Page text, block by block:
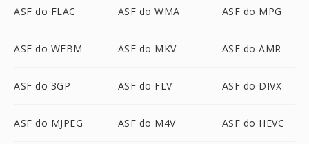
ASF do FLAC ASF do WMA ASF do MPG
ASF do WEBM ASF do MKV ASF do AMR
ASF do 3GP ASF do FLV ASF do DIVX
ASF do MJPEG ASF do M4V ASF do HEVC